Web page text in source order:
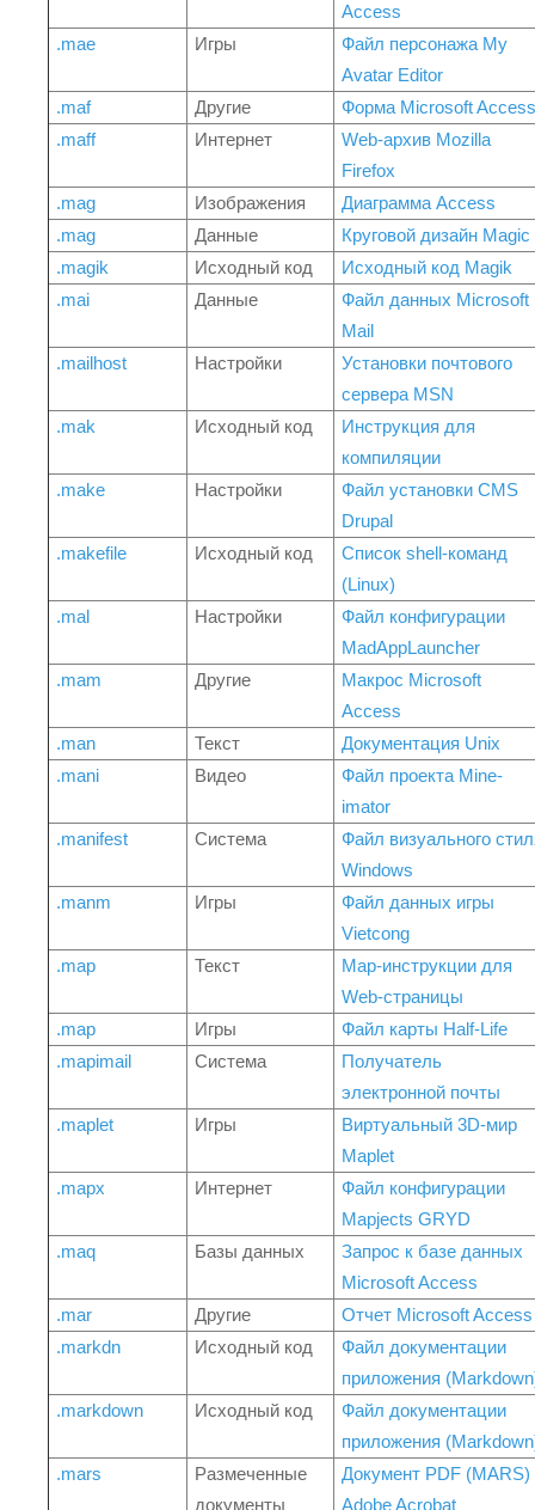
Access
.mae
Игры
Файл персонажа My
Avatar Editor
.maf
Другие
Форма Microsoft Access
.maff
Интернет
Web-архив Mozilla
Firefox
.mag
Изображения
Диаграмма Access
.mag
Данные
Круговой дизайн Magic
.magik
Исходный код
Исходный код Magik
.mai
Данные
Файл данных Microsoft
Mail
.mailhost
Настройки
Установки почтового
сервера MSN
.mak
Исходный код
Инструкция для
компиляции
.make
Настройки
Файл установки CMS
Drupal
.makefile
Исходный код
Список shell-команд
(Linux)
.mal
Настройки
Файл конфигурации
MadAppLauncher
.mam
Другие
Макрос Microsoft
Access
.man
Текст
Документация Unix
.mani
Видео
Файл проекта Mine-
imator
.manifest
Система
Файл визуального
Windows
.manm
Игры
Файл данных игры
Vietcong
.map
Текст
Map-инструкции для
Web-страницы
.map
Игры
Файл карты Half-Life
.mapimail
Система
Получатель
электронной почты
.maplet
Игры
Виртуальный 3D-мир
Maplet
.mapx
Интернет
Файл конфигурации
Mapjects GRYD
.maq
Базы данных
Запрос к базе данных
Microsoft Access
.mar
Другие
Отчет Microsoft Access
.markdn
Исходный код
Файл документации
приложения
.markdown
Исходный код
Файл документации
приложения
.mars
Размеченные
документы
Документ PDF (MARS)
Adobe Acrobat